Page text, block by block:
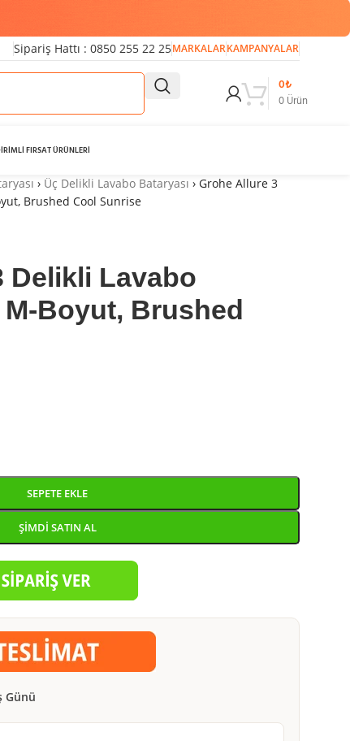
Sipariş Hattı : 0850 255 22 25MARKALARKAMPANYALAR
0Ürün
0₺
FIRSAT ÜRÜNLERİ
› Üç Delikli Lavabo Bataryası › Grohe Allure 3
Brushed Cool Sunrise
Delikli Lavabo
M-Boyut, Brushed
SEPETE EKLE
ŞIMDI SATIN AL
Günü